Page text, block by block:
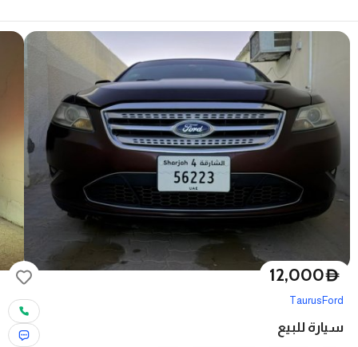
D
12,000
Ford
Taurus
سيارة للبيع